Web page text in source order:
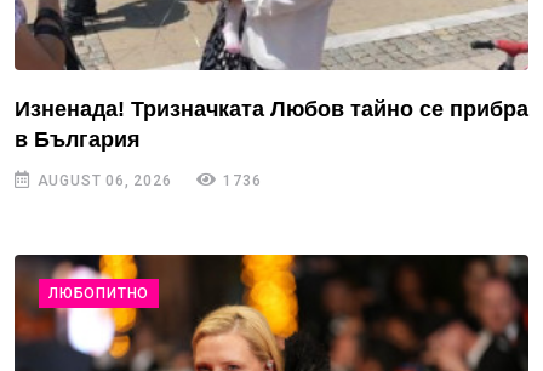
Изненада! Тризначката Любов тайно се прибра
в България
AUGUST 06, 2026 1736
ЛЮБОПИТНО